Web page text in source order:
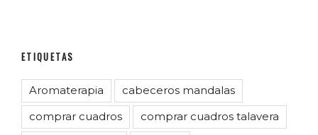
ETIQUETAS
Aromaterapia
cabeceros mandalas
comprar cuadros
comprar cuadros talavera